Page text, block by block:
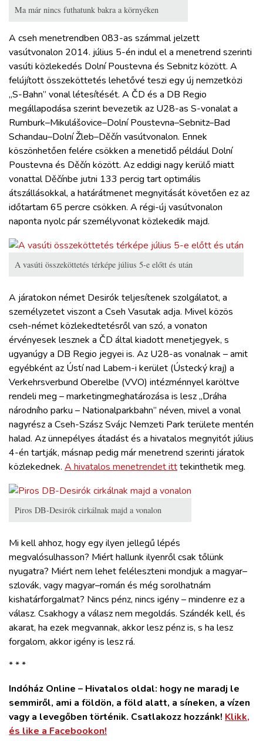
Ma már nincs futhatunk bakra a környéken
A cseh menetrendben 083-as számmal jelzett
vasútvonalon 2014. július 5-én indul el a menetrend szerinti
vasúti közlekedés Dolní Poustevna és Sebnitz között. A
felújított összeköttetés lehetővé teszi egy új nemzetközi
„S-Bahn” vonal létesítését. A ČD és a DB Regio
megállapodása szerint bevezetik az U28-as S-vonalat a
Rumburk–Mikulášovice–Dolní Poustevna–Sebnitz–Bad
Schandau–Dolní Žleb–Děčín vasútvonalon. Ennek
köszönhetően felére csökken a menetidő például Dolní
Poustevna és Děčín között. Az eddigi nagy kerülő miatt
vonattal Děčínbe jutni 133 percig tart optimális
átszállásokkal, a határátmenet megnyitását követően ez az
időtartam 65 percre csökken. A régi-új vasútvonalon
naponta nyolc pár személyvonat közlekedik majd.
A vasúti összeköttetés térképe július 5-e előtt és után
A járatokon német Desirók teljesítenek szolgálatot, a
személyzetet viszont a Cseh Vasutak adja. Mivel közös
cseh-német közlekedtetésről van szó, a vonaton
érvényesek lesznek a ČD által kiadott menetjegyek, s
ugyanúgy a DB Regio jegyei is. Az U28-as vonalnak – amit
egyébként az Ústí nad Labem-i kerület (Ústecký kraj) a
Verkehrsverbund Oberelbe (VVO) intézménnyel karöltve
rendeli meg – marketingmeghatározása is lesz „Dráha
národního parku – Nationalparkbahn” néven, mivel a vonal
nagyrész a Cseh-Szász Svájc Nemzeti Park területe mentén
halad. Az ünnepélyes átadást és a hivatalos megnyitót július
4-én tartják, másnap pedig már menetrend szerinti járatok
közlekednek. A hivatalos menetrendet itttekinthetik meg.
Piros DB-Desirók cirkálnak majd a vonalon
Mi kell ahhoz, hogy egy ilyen jellegű lépés
megvalósulhasson? Miért hallunk ilyenről csak tőlünk
nyugatra? Miért nem lehet feléleszteni mondjuk a magyar–
szlovák, vagy magyar–román és még sorolhatnám
kishatárforgalmat? Nincs pénz, nincs igény – mindenre ez a
válasz. Csakhogy a válasz nem megoldás. Szándék kell, és
akarat, ha ezek megvannak, akkor lesz pénz is, s ha lesz
forgalom, akkor igény is lesz rá.
* * *
Indóház Online – Hivatalos oldal: hogy ne maradj le
semmiről, ami a földön, a föld alatt, a síneken, a vízen
vagy a levegőben történik. Csatlakozz hozzánk! Klikk,
és like a Facebookon!